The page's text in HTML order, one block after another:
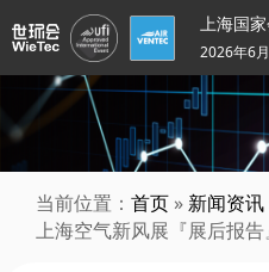
上海国
2026年6
当前位置： 首页 » 新闻资讯
上海空气新风展『展后报